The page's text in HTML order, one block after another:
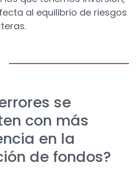
al equilibrio de riesgos
se
con más
en la
de fondos?